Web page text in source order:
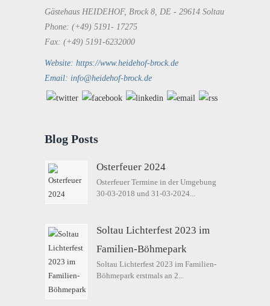
Gästehaus HEIDEHOF, Brock 8, DE - 29614 Soltau
Phone: (+49) 5191- 17275
Fax: (+49) 5191-6232000
Website: https://www.heidehof-brock.de
Email: info@heidehof-brock.de
Blog Posts
Osterfeuer 2024
Osterfeuer Termine in der Umgebung
30-03-2018 und 31-03-2024...
Soltau Lichterfest 2023 im
Familien-Böhmepark
Soltau Lichterfest 2023 im Familien-
Böhmepark erstmals an 2...